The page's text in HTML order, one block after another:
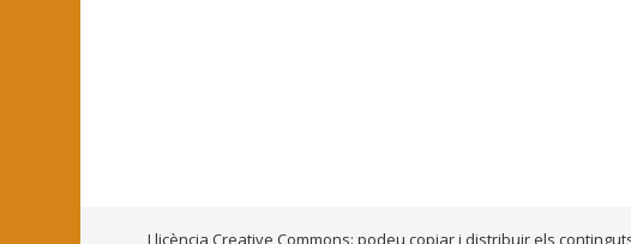
Llicència Creative Commons: podeu copiar i distribuir els